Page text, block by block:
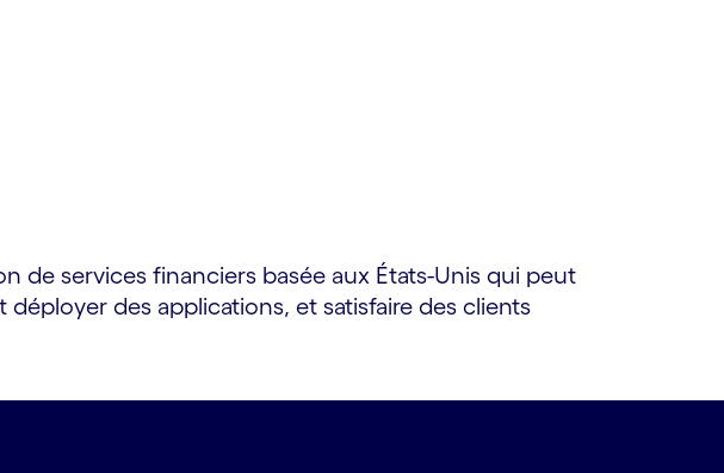
de services financiers basée aux États-Unis qui peut
des applications, et satisfaire des clients